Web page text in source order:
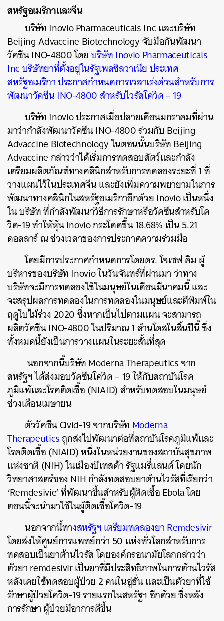
สหรัฐอเมริกาและจีน
บริษัท Inovio Pharmaceuticals Incและบริษัท
Beijing Advaccine Biotechnologyจับมือกันพัฒนา
วัคซีนINO-4800โดยบริษัท Inovio Pharmaceuticals
Incบริษัทยาที่ตั้งอยู่ในรัฐเพลซิลวาเนียประเทศ
สหรัฐอเมริกาประกาศกำหนดการเวลาเร่งด่วนสำหรับการ
พัฒนาวัคซีนINO-4800สำหรับไวรัสโควิด– 19
บริษัท Inovioประกาศเมื่อปลายเดือนมกราคมที่ผ่าน
มาว่ากำลังพัฒนาวัคซีนINO-4800ร่วมกับ Beijing
Advaccine Biotechnologyในตอนนั้นบริษัทBeijing
Advaccineกล่าวว่าได้เริ่มการทดสอบสัตว์และกำลัง
เตรียมผลิตภัณฑ์ทางคลินิกสำหรับการทดลองระยะที่1ที่
วางแผนไว้ในประเทศจีน และยังเพิ่มความพยายามในการ
พัฒนาทางคลินิกในสหรัฐอเมริกาอีกด้วย Inovioเป็นหนึ่ง
ในบริษัทที่กำลังพัฒนาวิธีการรักษาหรือวัคซีนสำหรับโค
วิด-19ทำให้หุ้นInovioกระโดดขึ้น18.68% เป็น5.21
ดอลลาร์ณช่วงเวลาของการประกาศความร่วมมือ
โดยมีการประกาศกำหนดการโดยดร.โจเซฟ คิมผู้
บริหารของบริษัท Inovioในวันจันทร์ที่ผ่านมาว่าทาง
บริษัทจะมีการทดลองใช้ในมนุษย์ในเดือนมีนาคมนี้และ
จะสรุปผลการทดลองในการทดลองในมนุษย์และตีพิมพ์ใน
ฤดูใบไม้ร่วง 2020ซึ่งหากเป็นไปตามแผน จะสามารถ
ผลิตวัคซีนINO-4800ในปริมาณ1ล้านโดสในสิ้นปีนี้ซึ่ง
ทั้งหมดนี้ยังเป็นการวางแผนในระยะสั้นที่สุด
นอกจากนี้บริษัทModerna Therapeuticsจาก
สหรัฐฯได้ส่งมอบวัคซีนโควิด– 19ให้กับสถาบันโรค
ภูมิแพ้และโรคติดเชื้อ(NIAID)สำหรับทดสอบในมนุษย์
ช่วงเดือนเมษายน
ตัววัคซีนCivid-19จากบริษัท Moderna
Therapeuticsถูกส่งไปพัฒนาต่อที่สถาบันโรคภูมิแพ้และ
โรคติดเชื้อ(NIAID)หนึ่งในหน่วยงานของสถาบันสุขภาพ
แห่งชาติ (NIH)ในเมืองบีเทสด้ารัฐแมรี่แลนด์โดยนัก
วิทยาศาสตร์ของNIHกำลังทดสอบยาต้านไวรัสที่เรียกว่า
‘Remdesivie’ที่พัฒนาขึ้นสำหรับผู้ติดเชื้อEbolaโดย
ตอนนี้จะนำมาใช้ในผู้ติดเชื้อโควิด-19
นอกจากนี้ทางสหรัฐฯ เตรียมทดลองยาRemdesivir
โดยส่งให้ศูนย์การแพทย์กว่า 50 แห่งทั่วโลกสำหรับการ
ทดสอบเป็นยาต้านไวรัสโดยองค์กรอนามัยโลกกล่าวว่า
ตัวยาremdesivirเป็นยาที่มีประสิทธิภาพในการต้านไวรัส
หลังเคยใช้ทดสอบผู้ป่วย 2คนในอู่ฮั่นและเป็นตัวยาที่ใช้
รักษาผู้ป่วยโควิด-19รายแรกในสหรัฐฯ อีกด้วยซึ่งหลัง
การรักษาผู้ป่วยมีอาการดีขึ้น
ค้นหา